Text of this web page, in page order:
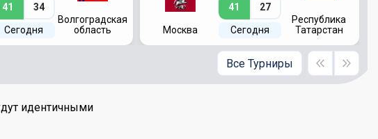
41 34
Сегодня
Волгоградская
область
Москва
41 27
Сегодня
Республика
Татарстан
Все Турниры
идентичными